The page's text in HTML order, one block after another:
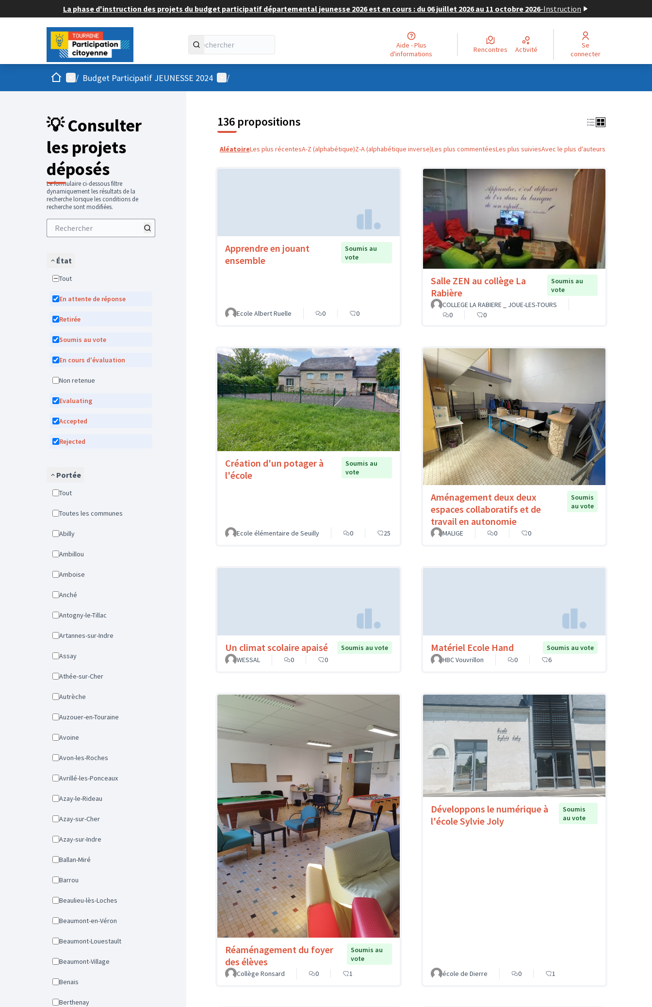
La phase d'instruction des projets du budget participatif départemental jeunesse 2026 est en cours : du 06 juillet 2026 au 11 octobre 2026-Instruction
Aide - Plus
d'informations
Rencontres Activité
Se
connecter
AccueilMenu principal
/ Budget Participatif JEUNESSE 2024 Menu utilisateur
/
💡 Consulter
les projets
déposés
Le formulaire ci-dessous filtre
dynamiquement les résultats de la
recherche lorsque les conditions de
recherche sont modifiées.
État
Tout
En attente de réponse
Retirée
Soumis au vote
En cours d'évaluation
Non retenue
Evaluating
Accepted
Rejected
Portée
Tout
Toutes les communes
Abilly
Ambillou
Amboise
Anché
Antogny-le-Tillac
Artannes-sur-Indre
Assay
Athée-sur-Cher
Autrèche
Auzouer-en-Touraine
Avoine
Avon-les-Roches
Avrillé-les-Ponceaux
Azay-le-Rideau
Azay-sur-Cher
Azay-sur-Indre
Ballan-Miré
Barrou
Beaulieu-lès-Loches
Beaumont-en-Véron
Beaumont-Louestault
Beaumont-Village
Benais
Berthenay
136 propositions
AléatoireLes plus récentesA-Z (alphabétique)Z-A (alphabétique inverse)Les plus commentéesLes plus suiviesAvec le plus d'auteurs
Apprendre en jouant
ensemble
Soumis au
vote
Ecole Albert Ruelle 0 0
Salle ZEN au collège La
Rabière
Soumis au
vote
COLLEGE LA RABIERE _ JOUE-LES-TOURS
0
0
Création d'un potager à
l'école
Soumis au
vote
Ecole élémentaire de Seuilly 0 25
Aménagement deux deux
espaces collaboratifs et de
travail en autonomie
Soumis
au vote
MALIGE 0 0
Un climat scolaire apaisé
Soumis au vote
WESSAL
0 0
Matériel Ecole Hand
Soumis au vote
HBC Vouvrillon
0 6
Réaménagement du foyer
des élèves
Soumis au
vote
Collège Ronsard
0 1
Développons le numérique à
l'école Sylvie Joly
Soumis
au vote
école de Dierre 0 1